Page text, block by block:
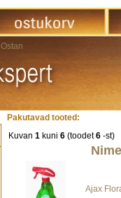
Ostan
Pakutavad tooted:
Kuvan 1 kuni 6 (toodet6 -st)
Ajax